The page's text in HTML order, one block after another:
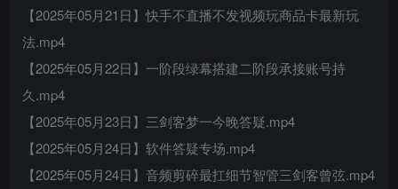
【2025年05月21日】快手不直播不发视频玩商品卡最新玩
法.mp4
【2025年05月22日】一阶段绿幕搭建二阶段承接账号持
久.mp4
【2025年05月23日】三剑客梦一今晚答疑.mp4
【2025年05月24日】软件答疑专场.mp4
【2025年05月24日】音频剪碎最扛细节智管三剑客曾弦.mp4